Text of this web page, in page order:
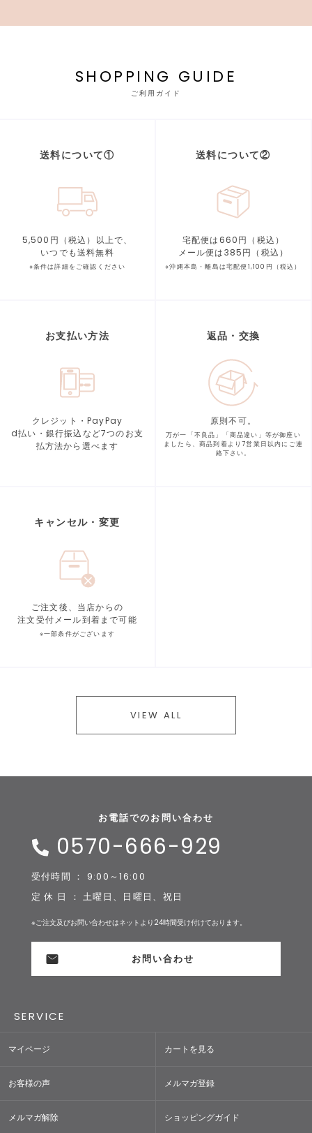
SHOPPING GUIDE
ご利用ガイド
送料について①
5,500円（税込）以上で、
いつでも送料無料
※条件は詳細をご確認ください
送料について②
宅配便は660円（税込）
メール便は385円（税込）
※沖縄本島・離島は宅配便1,100円（税込）
お支払い方法
クレジット・PayPay
d払い・銀行振込など7つのお支
払方法から選べます
返品・交換
原則不可。
万が一「不良品」「商品違い」等が御座い
ましたら、商品到着より7営業日以内にご連
絡下さい。
キャンセル・変更
ご注文後、当店からの
注文受付メール到着まで可能
※一部条件がございます
VIEW ALL
お電話でのお問い合わせ
0570-666-929
受付時間 ： 9:00～16:00
定 休 日 ： 土曜日、日曜日、祝日
※ご注文及びお問い合わせはネットより24時間受け付けております。
お問い合わせ
SERVICE
マイページ カートを見る
お客様の声 メルマガ登録
メルマガ解除 ショッピングガイド